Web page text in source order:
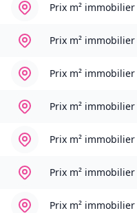
Prix m² immobilier
Prix m² immobilier
Prix m² immobilier
Prix m² immobilier
Prix m² immobilier
Prix m² immobilier
Prix m² immobilier